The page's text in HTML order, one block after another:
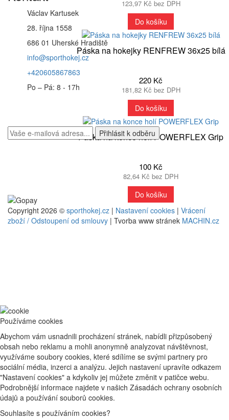
123,97 Kč bez DPH
Do košíku
Páska na hokejky RENFREW 36x25 bílá
220 Kč
181,82 Kč bez DPH
Do košíku
Páska na konce holí POWERFLEX Grip
100 Kč
82,64 Kč bez DPH
Do košíku
Václav Kartusek
28. října 1558
686 01 Uherské Hradiště
info@sporthokej.cz
+420605867863
Po – Pá: 8 - 17h
Copyright 2026 © sporthokej.cz | Nastavení cookies | Vrácení
zboží / Odstoupení od smlouvy | Tvorba www stránek MACHIN.cz
Používáme cookies
Abychom vám usnadnili procházení stránek, nabídli přizpůsobený
obsah nebo reklamu a mohli anonymně analyzovat návštěvnost,
využíváme soubory cookies, které sdílíme se svými partnery pro
sociální média, inzerci a analýzu. Jejich nastavení upravíte odkazem
"Nastavení cookies" a kdykoliv jej můžete změnit v patičce webu.
Podrobnější informace najdete v našich Zásadách ochrany osobních
údajů a používání souborů cookies.
Souhlasíte s používáním cookies?